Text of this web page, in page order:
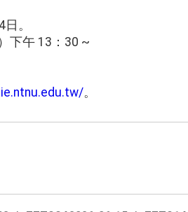
。
下午 13：30 ~
。